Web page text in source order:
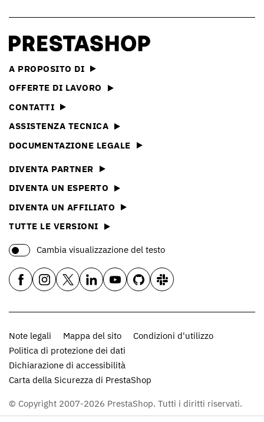
A PROPOSITO DI
OFFERTE DI LAVORO
CONTATTI
ASSISTENZA TECNICA
DOCUMENTAZIONE LEGALE
DIVENTA PARTNER
DIVENTA UN ESPERTO
DIVENTA UN AFFILIATO
TUTTE LE VERSIONI
Cambia visualizzazione del testo
Note legali Mappa del sito
Condizioni d'utilizzo
Politica di protezione dei dati
Dichiarazione di accessibilità
Carta della Sicurezza di PrestaShop
© Copyright 2007-2026 PrestaShop. Tutti i diritti riservati.